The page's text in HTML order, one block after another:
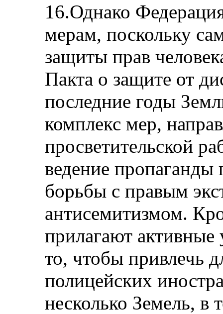
16.Однако
мерам, поскольку
защиты прав
Пакта о защите от
последние годы
комплекс мер,
просветительской
ведение
борьбы с правым
антисемитизмом.
прилагают активные
то, чтобы привлечь
полицейских
несколько Земель, в